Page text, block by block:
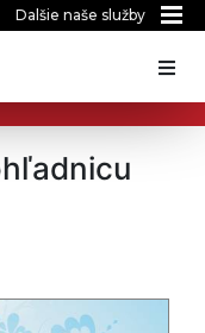
Dalšie naše služby